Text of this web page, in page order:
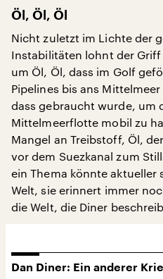
Öl, Öl, Öl
Nicht zuletzt im Lichte der
Instabilitäten lohnt der Griff
um Öl, Öl, dass im Golf
Pipelines bis ans
dass gebraucht wurde, um
Mittelmeerflotte mobil zu
Mangel an Treibstoff, Öl,
vor dem Suezkanal zum
ein Thema könnte aktueller
Welt, sie erinnert immer
die Welt, die Diner
Dan Diner: Ein anderer